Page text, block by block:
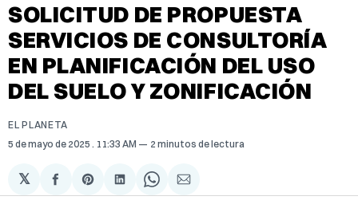
SOLICITUD DE PROPUESTA
SERVICIOS DE CONSULTORÍA
EN PLANIFICACIÓN DEL USO
DEL SUELO Y ZONIFICACIÓN
EL PLANETA
5 de mayo de 2025 . 11:33 AM 2 minutos de lectura
𝕏
Compartir
en
Share
on
Compartir
en
Share
on
Compartir
via